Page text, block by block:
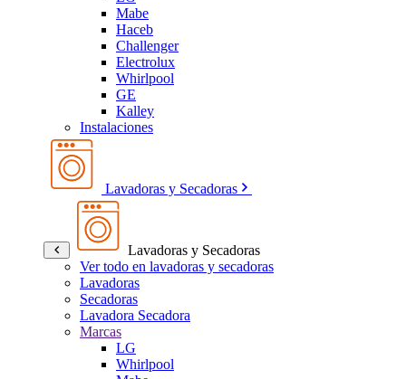
Mabe
Haceb
Challenger
Electrolux
Whirlpool
GE
Kalley
Instalaciones
Lavadoras y Secadoras
Lavadoras y Secadoras
Ver todo en lavadoras y secadoras
Lavadoras
Secadoras
Lavadora Secadora
Marcas
LG
Whirlpool